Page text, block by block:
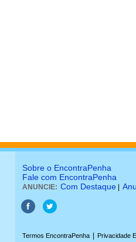
Sobre o EncontraPenha
Fale com EncontraPenha
ANUNCIE: Com Destaque
Termos EncontraPenha Privacidade